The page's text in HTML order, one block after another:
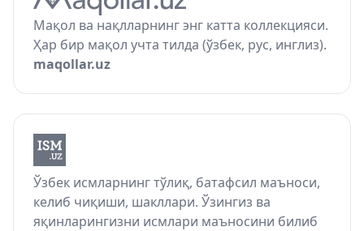
Мақол ва нақлларнинг энг катта коллекцияси.
Ҳар бир мақол учта тилда (ўзбек, рус, инглиз).
maqollar.uz
Ўзбек исмларнинг тўлиқ, батафсил маъноси,
келиб чиқиши, шакллари. Ўзингиз ва
яқинларингизни исмлари маъносини билиб